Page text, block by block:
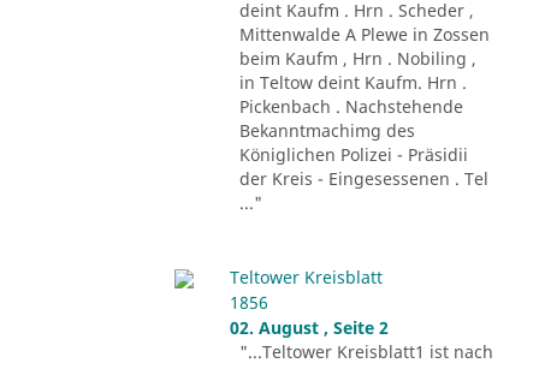
deint Kaufm . Hrn . Scheder ,
Mittenwalde A Plewe in Zossen
beim Kaufm , Hrn . Nobiling ,
in Teltow deint Kaufm. Hrn .
Pickenbach . Nachstehende
Bekanntmachimg des
Königlichen Polizei - Präsidii
der Kreis - Eingesessenen . Tel
..."
Teltower Kreisblatt
1856
02. August , Seite 2
"...Teltower Kreisblatt1 ist nach